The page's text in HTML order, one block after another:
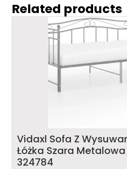
Related products
Vidaxl Sofa Z
Łóżka Szara
324784